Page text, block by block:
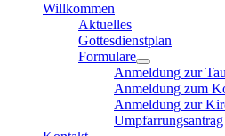
Willkommen
Aktuelles
Gottesdienstplan
Formulare
Anmeldung zur
Anmeldung zum
Anmeldung zur
Umpfarrungsantrag